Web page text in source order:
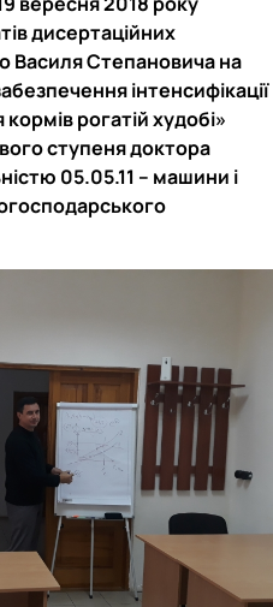
«Охорона праці в харчових
дисертаційних
Василя Степановича на
інтенсифікації
рогатій худобі»
ступеня доктора
05.05.11 – машини і